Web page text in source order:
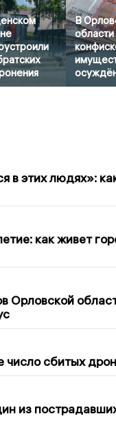
В
области
в этих людях»:
как живет
Орловской
число сбитых
из